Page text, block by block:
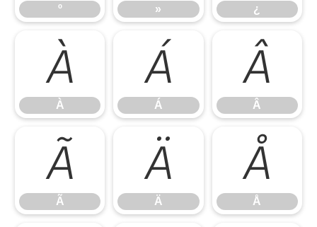
º » ¿
À
À
Á
Á
Â
Â
Ã
Ã
Ä
Ä
Å
Å